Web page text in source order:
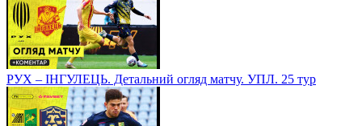
РУХ – ІНГУЛЕЦЬ. Детальний огляд матчу. УПЛ. 25 тур